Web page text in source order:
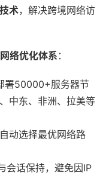
术，解决跨境网络访
络优化体系 ：
署50000+服务器节
中东、非洲、拉美等
动选择最优网络路
会话保持，避免因IP